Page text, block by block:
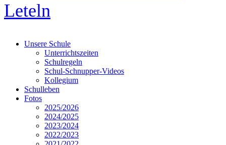
Leteln
Unsere Schule
Unterrichtszeiten
Schulregeln
Schul-Schnupper-Videos
Kollegium
Schulleben
Fotos
2025/2026
2024/2025
2023/2024
2022/2023